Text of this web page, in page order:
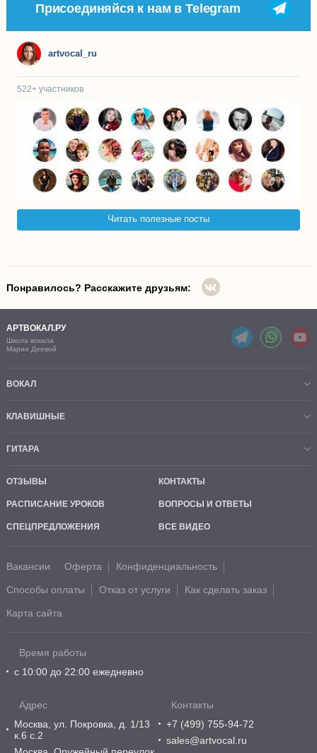
Присоединяйся к нам в Telegram
artvocal_ru
522+ участников
Читать полезные посты
Понравилось? Расскажите друзьям:
АРТВОКАЛ.РУ
Школа вокала
Марии Деевой
ВОКАЛ
КЛАВИШНЫЕ
ГИТАРА
ОТЗЫВЫ КОНТАКТЫ
РАСПИСАНИЕ УРОКОВ ВОПРОСЫ И ОТВЕТЫ
СПЕЦПРЕДЛОЖЕНИЯ ВСЕ ВИДЕО
Вакансии Оферта Конфиденциальность
Способы оплаты Отказ от услуги Как сделать заказ
Карта сайта
Время работы
с 10:00 до 22:00 ежедневно
Адрес
Москва, ул. Покровка, д. 1/13
к.6 с.2
Контакты
+7 (499) 755-94-72
sales@artvocal.ru